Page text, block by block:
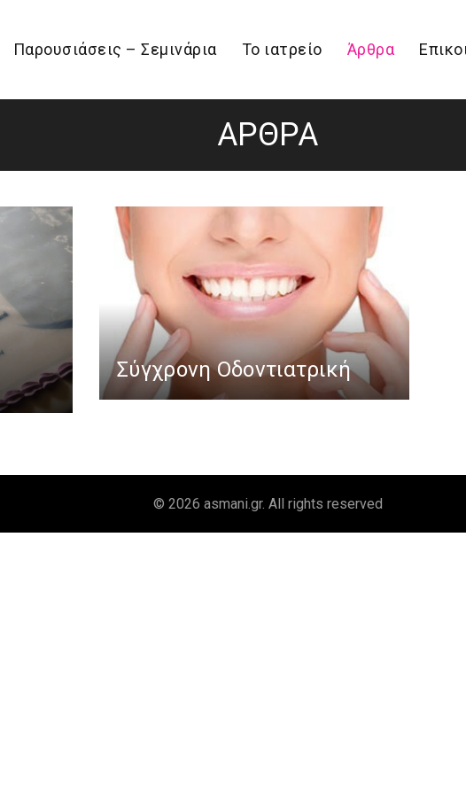
Παρουσιάσεις – Σεμινάρια Το ιατρείο Άρθρα
ΆΡΘΡΑ
Σύγχρονη Οδοντιατρική
© 2026 asmani.gr. All rights reserved